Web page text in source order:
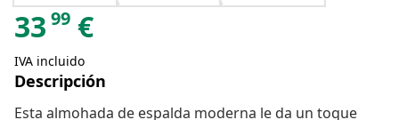
33 99 €
IVA incluido
Descripción
Esta almohada de espalda moderna le da un toque